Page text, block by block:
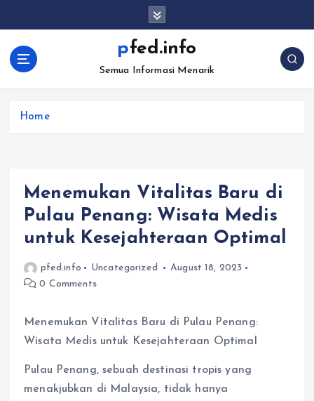
o
pfed.info
Semua Informasi Menarik
Home
Menemukan Vitalitas Baru di
Pulau Penang: Wisata Medis
untuk Kesejahteraan Optimal
pfed.info Uncategorized
August 18, 2023
0 Comments
Menemukan Vitalitas Baru di Pulau Penang:
Wisata Medis untuk Kesejahteraan Optimal
Pulau Penang, sebuah destinasi tropis yang
menakjubkan di Malaysia, tidak hanya